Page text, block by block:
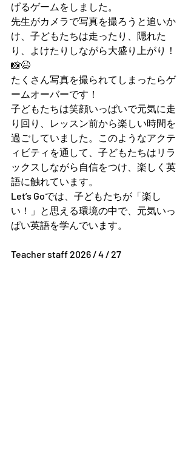
げるゲームをしました。
先生がカメラで写真を撮ろうと追いか
け、子どもたちは走ったり、隠れた
り、よけたりしながら大盛り上がり！
📸😆
たくさん写真を撮られてしまったらゲ
ームオーバーです！
子どもたちは笑顔いっぱいで元気に走
り回り、レッスン前から楽しい時間を
過ごしていました。このようなアクテ
ィビティを通して、子どもたちはリラ
ックスしながら自信をつけ、楽しく英
語に触れています。
Let’s Goでは、子どもたちが「楽し
い！」と思える環境の中で、元気いっ
ぱい英語を学んでいます。
Teacher staff 2026 / 4 / 27